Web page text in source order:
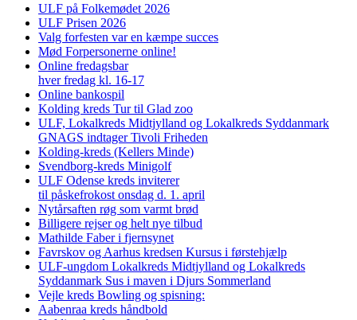
ULF på Folkemødet 2026
ULF Prisen 2026
Valg forfesten var en kæmpe succes
Mød Forpersonerne online!
Online fredagsbar
hver fredag kl. 16-17
Online bankospil
Kolding kreds Tur til Glad zoo
ULF, Lokalkreds Midtjylland og Lokalkreds Syddanmark
GNAGS indtager Tivoli Friheden
Kolding-kreds (Kellers Minde)
Svendborg-kreds Minigolf
ULF Odense kreds inviterer
til påskefrokost onsdag d. 1. april
Nytårsaften røg som varmt brød
Billigere rejser og helt nye tilbud
Mathilde Faber i fjernsynet
Favrskov og Aarhus kredsen Kursus i førstehjælp
ULF-ungdom Lokalkreds Midtjylland og Lokalkreds
Syddanmark Sus i maven i Djurs Sommerland
Vejle kreds Bowling og spisning:
Aabenraa kreds håndbold